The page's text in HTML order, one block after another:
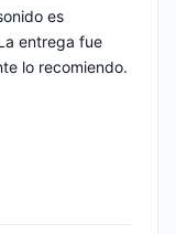
es
entrega fue
lo recomiendo.